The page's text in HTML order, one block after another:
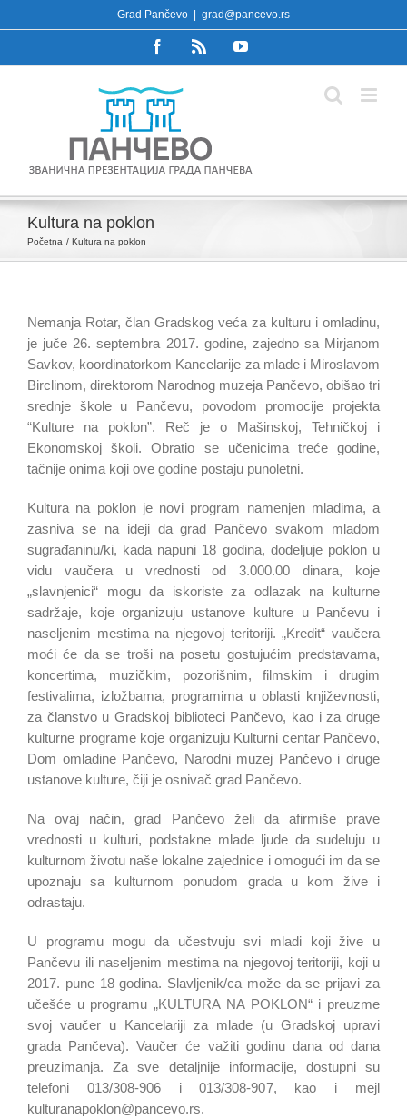
to
Grad Pančevo grad@pancevo.rs
FacebookRss YouTube
Kultura na poklon
Početna Kultura na poklon
Nemanja Rotar, član Gradskog veća za kulturu i omladinu,
je juče 26. septembra 2017. godine, zajedno sa Mirjanom
Savkov, koordinatorkom Kancelarije za mlade i Miroslavom
Birclinom, direktorom Narodnog muzeja Pančevo, obišao tri
srednje škole u Pančevu, povodom promocije projekta
“Kulture na poklon”. Reč je o Mašinskoj, Tehničkoj i
Ekonomskoj školi. Obratio se učenicima treće godine,
tačnije onima koji ove godine postaju punoletni.
Kultura na poklon je novi program namenjen mladima, a
zasniva se na ideji da grad Pančevo svakom mladom
sugrađaninu/ki, kada napuni 18 godina, dodeljuje poklon u
vidu vaučera u vrednosti od 3.000.00 dinara, koje
„slavnjenici“ mogu da iskoriste za odlazak na kulturne
sadržaje, koje organizuju ustanove kulture u Pančevu i
naseljenim mestima na njegovoj teritoriji. „Kredit“ vaučera
moći će da se troši na posetu gostujućim predstavama,
koncertima, muzičkim, pozorišnim, filmskim i drugim
festivalima, izložbama, programima u oblasti književnosti,
za članstvo u Gradskoj biblioteci Pančevo, kao i za druge
kulturne programe koje organizuju Kulturni centar Pančevo,
Dom omladine Pančevo, Narodni muzej Pančevo i druge
ustanove kulture, čiji je osnivač grad Pančevo.
Na ovaj način, grad Pančevo želi da afirmiše prave
vrednosti u kulturi, podstakne mlade ljude da sudeluju u
kulturnom životu naše lokalne zajednice i omogući im da se
upoznaju sa kulturnom ponudom grada u kom žive i
odrastaju.
U programu mogu da učestvuju svi mladi koji žive u
Pančevu ili naseljenim mestima na njegovoj teritoriji, koji u
2017. pune 18 godina. Slavljenik/ca može da se prijavi za
učešće u programu „KULTURA NA POKLON“ i preuzme
svoj vaučer u Kancelariji za mlade (u Gradskoj upravi
grada Pančeva). Vaučer će važiti godinu dana od dana
preuzimanja. Za sve detaljnije informacije, dostupni su
telefoni 013/308-906 i 013/308-907, kao i mejl
kulturanapoklon@pancevo.rs.